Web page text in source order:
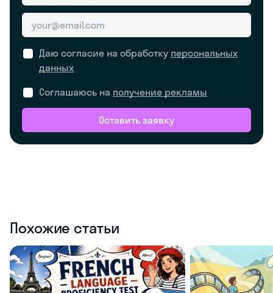
Даю согласие на обработку персональных
данных
Соглашаюсь на получение рекламы
Оставить заявку
Похожие статьи